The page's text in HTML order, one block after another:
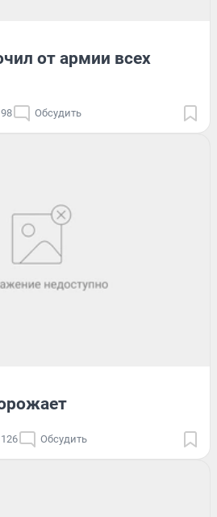
от армии всех
98 Обсудить
126 Обсудить